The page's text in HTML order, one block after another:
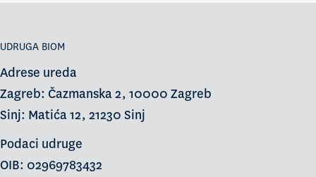
UDRUGA BIOM
Adrese ureda
Zagreb: Čazmanska 2, 10000 Zagreb
Sinj: Matića 12, 21230 Sinj
Podaci udruge
OIB: 02969783432